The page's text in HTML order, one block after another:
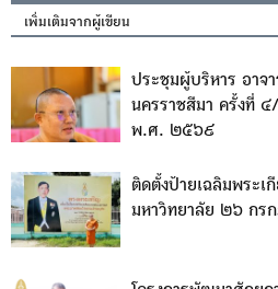
เพิ่มเติมจากผู้เขียน
ประชุมผู้บริหาร อาจ
นครราชสีมา ครั้งที่
พ.ศ. ๒๕๖๙
ติดตั้งป้ายเฉลิมพระเ
มหาวิทยาลัย ๒๖ กร